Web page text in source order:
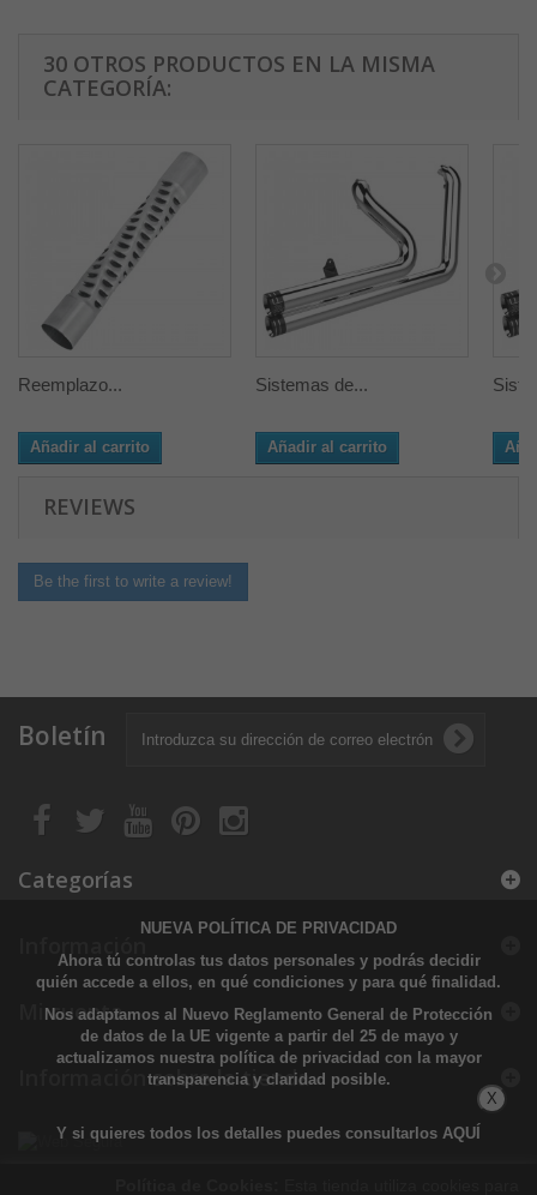
30 OTROS PRODUCTOS EN LA MISMA
CATEGORÍA:
Reemplazo...
Añadir al carrito
Sistemas de...
Añadir al carrito
REVIEWS
Be the first to write a review!
Boletín
Categorías
Información
Mi cuenta
Información sobre la tienda
NUEVA POLÍTICA DE PRIVACIDAD
Ahora tú controlas tus datos personales y podrás decidir
quién accede a ellos, en qué condiciones y para qué finalidad.
Nos adaptamos al Nuevo Reglamento General de Protección
de datos de la UE vigente a partir del 25 de mayo y
actualizamos nuestra política de privacidad con la mayor
transparencia y claridad posible.
Y si quieres todos los detalles puedes consultarlos AQUÍ
X